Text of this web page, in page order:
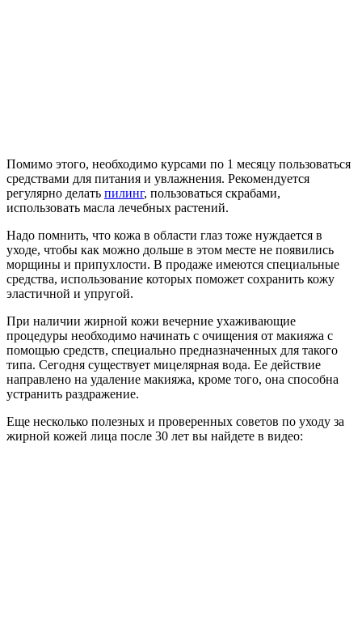
Помимо этого, необходимо курсами по 1 месяцу пользоваться
средствами для питания и увлажнения. Рекомендуется
регулярно делать пилинг, пользоваться скрабами,
использовать масла лечебных растений.
Надо помнить, что кожа в области глаз тоже нуждается в
уходе, чтобы как можно дольше в этом месте не появились
морщины и припухлости. В продаже имеются специальные
средства, использование которых поможет сохранить кожу
эластичной и упругой.
При наличии жирной кожи вечерние ухаживающие
процедуры необходимо начинать с очищения от макияжа с
помощью средств, специально предназначенных для такого
типа. Сегодня существует мицелярная вода. Ее действие
направлено на удаление макияжа, кроме того, она способна
устранить раздражение.
Еще несколько полезных и проверенных советов по уходу за
жирной кожей лица после 30 лет вы найдете в видео: